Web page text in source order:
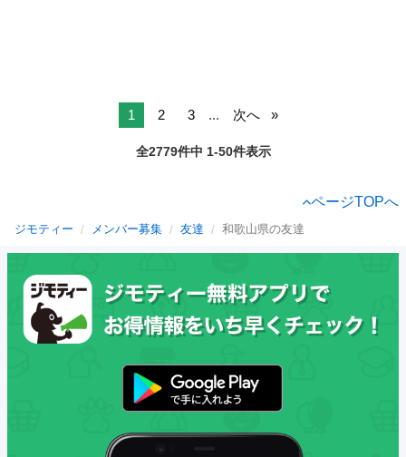
1 2 3 ... 次へ
全2779件中 1-50件表示
ページTOPへ
ジモティー メンバー募集 友達 和歌山県の友達